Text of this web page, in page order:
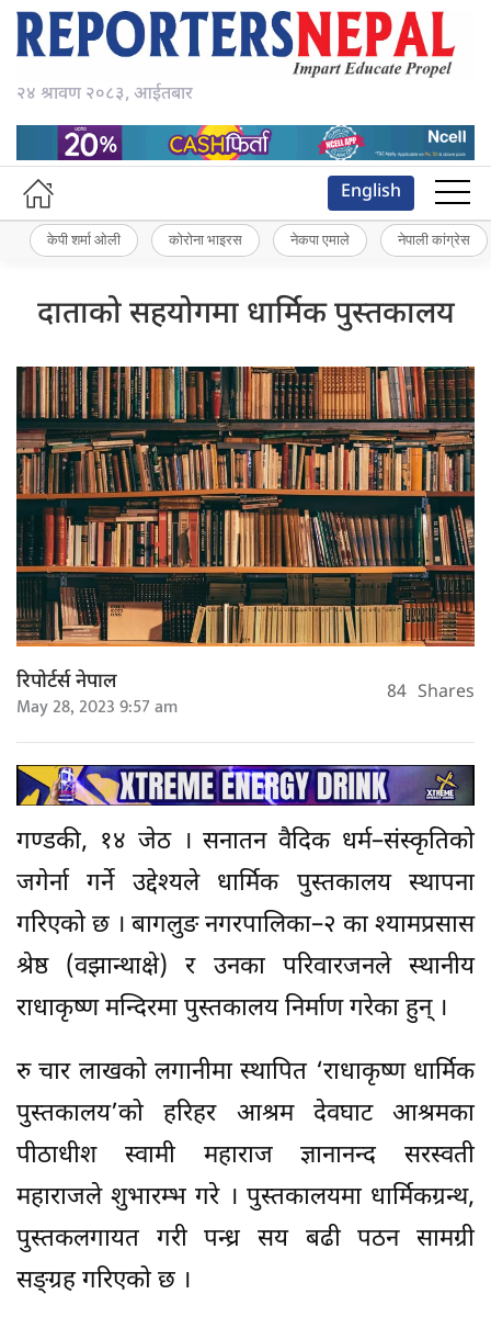
२४ श्रावण २०८३, आईतबार
English
केपी शर्मा ओली कोरोना भाइरस नेकपा एमाले नेपाली कांग्रेस
दाताको सहयोगमा धार्मिक पुस्तकालय
रिपोर्टर्स नेपाल
May 28, 2023 9:57 am 84 Shares
गण्डकी, १४ जेठ । सनातन वैदिक धर्म–संस्कृतिको
जगेर्ना गर्ने उद्देश्यले धार्मिक पुस्तकालय स्थापना
गरिएको छ । बागलुङ नगरपालिका–२ का श्यामप्रसास
श्रेष्ठ (वझान्थाक्षे) र उनका परिवारजनले स्थानीय
राधाकृष्ण मन्दिरमा पुस्तकालय निर्माण गरेका हुन् ।
रु चार लाखको लगानीमा स्थापित ‘राधाकृष्ण धार्मिक
पुस्तकालय’को हरिहर आश्रम देवघाट आश्रमका
पीठाधीश स्वामी महाराज ज्ञानानन्द सरस्वती
महाराजले शुभारम्भ गरे । पुस्तकालयमा धार्मिकग्रन्थ,
पुस्तकलगायत गरी पन्ध्र सय बढी पठन सामग्री
सङ्ग्रह गरिएको छ ।